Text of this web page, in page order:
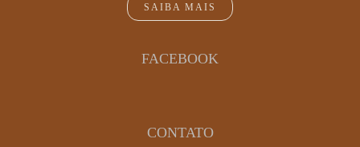
SAIBA MAIS
FACEBOOK
CONTATO